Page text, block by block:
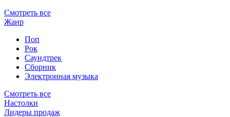
Смотреть все
Жанр
Поп
Рок
Саундтрек
Сборник
Электронная музыка
Смотреть все
Настолки
Лидеры продаж